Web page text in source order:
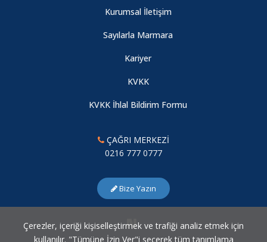
Kurumsal İletişim
Sayılarla Marmara
Kariyer
KVKK
KVKK İhlal Bildirim Formu
ÇAĞRI MERKEZİ
0216 777 0777
Bize Yazın
Çerezler, içeriği kişiselleştirmek ve trafiği analiz etmek için
kullanılır. "Tümüne İzin Ver"i seçerek tüm tanımlama